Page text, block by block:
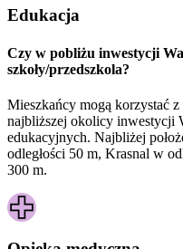
Edukacja
Czy w pobliżu inwestycji
szkoły/przedszkola?
Mieszkańcy mogą korzystać
najbliższej okolicy inwestycji
edukacyjnych. Najbliżej
odległości 50 m, Krasnal w
300 m.